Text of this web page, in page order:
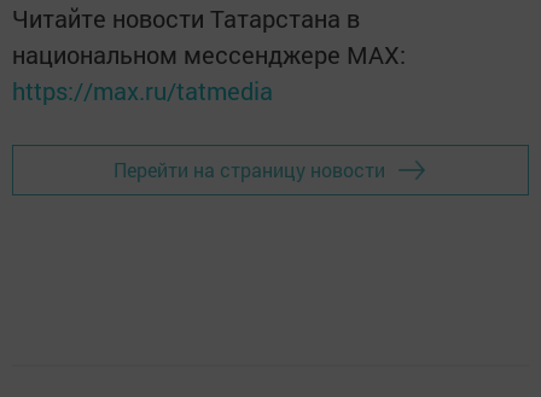
Читайте новости Татарстана в
национальном мессенджере MАХ:
https://max.ru/tatmedia
Перейти на страницу новости